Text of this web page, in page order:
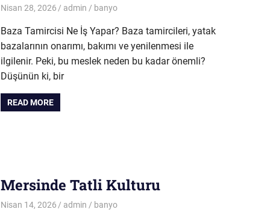
Nisan 28, 2026 admin banyo
Baza Tamircisi Ne İş Yapar? Baza tamircileri, yatak
bazalarının onarımı, bakımı ve yenilenmesi ile
ilgilenir. Peki, bu meslek neden bu kadar önemli?
Düşünün ki, bir
READ MORE
Mersinde Tatli Kulturu
Nisan 14, 2026 admin banyo